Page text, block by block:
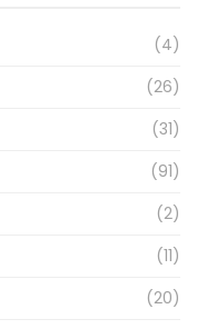
(4)
(26)
(31)
(91)
(2)
(11)
(20)